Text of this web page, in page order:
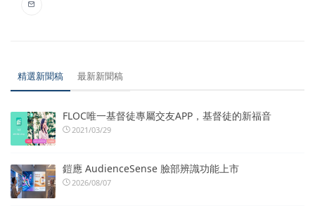
精選新聞稿 最新新聞稿
FLOC唯一基督徒專屬交友APP，基督徒的新福音
2021/03/29
鎧應 AudienceSense 臉部辨識功能上市
2026/08/07